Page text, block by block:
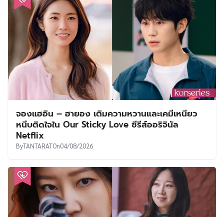
จองแฮอิน – ฮายอง เติมความหวานและเคมีเหนียว
หนึบติดใจใน Our Sticky Love ซีรีส์ออริจินัล
Netflix
ByTANTARATOn04/08/2026